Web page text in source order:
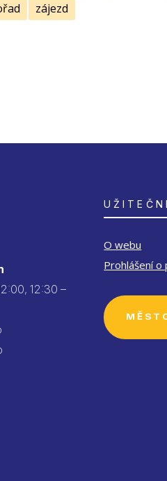
zájezd
12:30 –
O webu
Prohlášení